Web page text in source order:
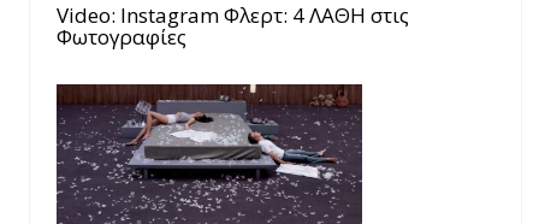
Video: Instagram Φλερτ: 4 ΛΑΘΗ στις
Φωτογραφίες